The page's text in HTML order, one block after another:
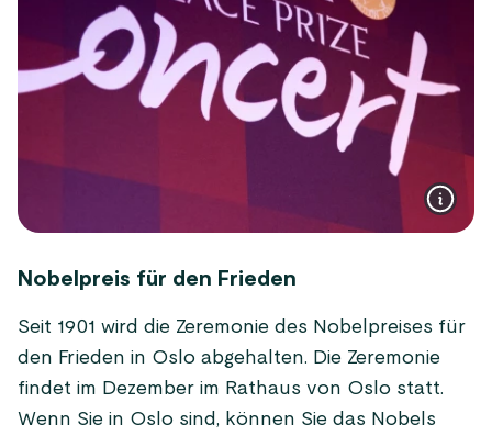
Nobelpreis für den Frieden
Seit 1901 wird die Zeremonie des Nobelpreises für
den Frieden in Oslo abgehalten. Die Zeremonie
findet im Dezember im Rathaus von Oslo statt.
Wenn Sie in Oslo sind, können Sie das Nobels